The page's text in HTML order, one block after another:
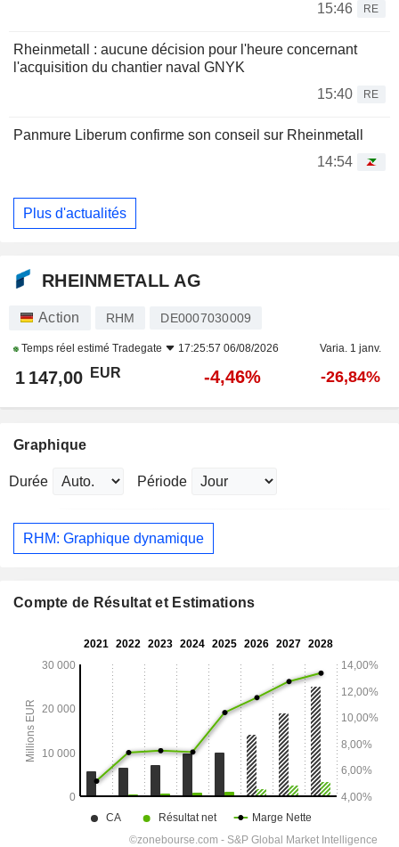
15:46
RE
Rheinmetall : aucune décision pour l'heure concernant
l'acquisition du chantier naval GNYK
15:40
RE
Panmure Liberum confirme son conseil sur Rheinmetall
14:54
Plus d'actualités
RHEINMETALL AG
Action RHM DE0007030009
Temps réel estimé Tradegate 17:25:57 06/08/2026 Varia. 1 janv.
1 147,00 EUR -4,46% -26,84%
Graphique
Durée Période
RHM: Graphique dynamique
Compte de Résultat et Estimations